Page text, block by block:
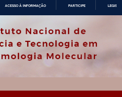
O
ACESSO À INFORMAÇÃO PARTICIPE